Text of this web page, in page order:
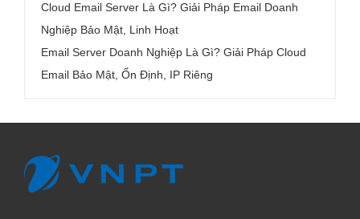
Cloud Email Server Là Gì? Giải Pháp Email Doanh
Nghiệp Bảo Mật, Linh Hoạt
Email Server Doanh Nghiệp Là Gì? Giải Pháp Cloud
Email Bảo Mật, Ổn Định, IP Riêng